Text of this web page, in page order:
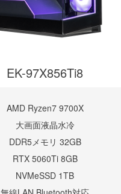
EK-97X856Ti8
AMD Ryzen7 9700X
大画面液晶水冷
DDR5メモリ 32GB
RTX 5060Ti 8GB
NVMeSSD 1TB